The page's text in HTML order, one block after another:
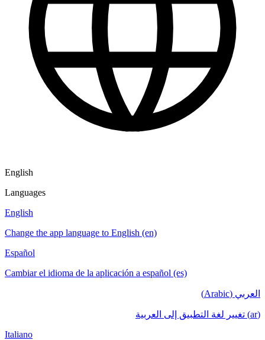
English
Languages
English
Change the app language to English (en)
Español
Cambiar el idioma de la aplicación a español (es)
العربي (Arabic)
(ar) تغيير لغة التطبيق إلى العربية
Italiano